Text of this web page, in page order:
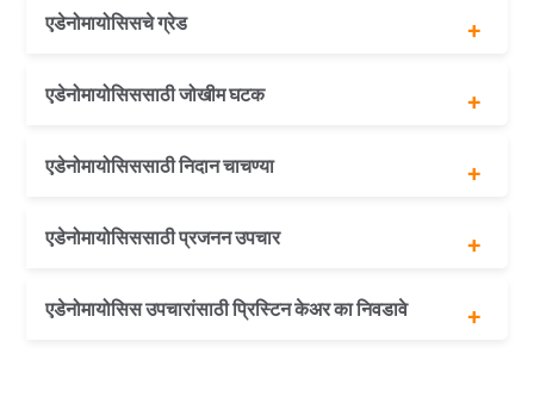
एडेनोमायोसिसचे ग्रेड
ग्रेड I (सौम्य)
ग्रेड II (मध्यम)
एडेनोमायोसिससाठी जोखीम घटक
अनुवांशिक पूर्व विल्हेवाट
पुनरुत्पादक वय
एडेनोमायोसिससाठी निदान चाचण्या
पेल्विक परीक्षा
इमेजिंग चाचण्या (अल्ट्रासाऊंड किंवा एमआरआय)
एडेनोमायोसिससाठी प्रजनन उपचार
आयव्हीएफ (IVF)
ICSI
एडेनोमायोसिस उपचारांसाठी प्रिस्टिन केअर का निवडावे